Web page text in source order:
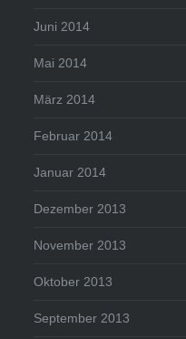
Juni 2014
Mai 2014
März 2014
Februar 2014
Januar 2014
Dezember 2013
November 2013
Oktober 2013
September 2013